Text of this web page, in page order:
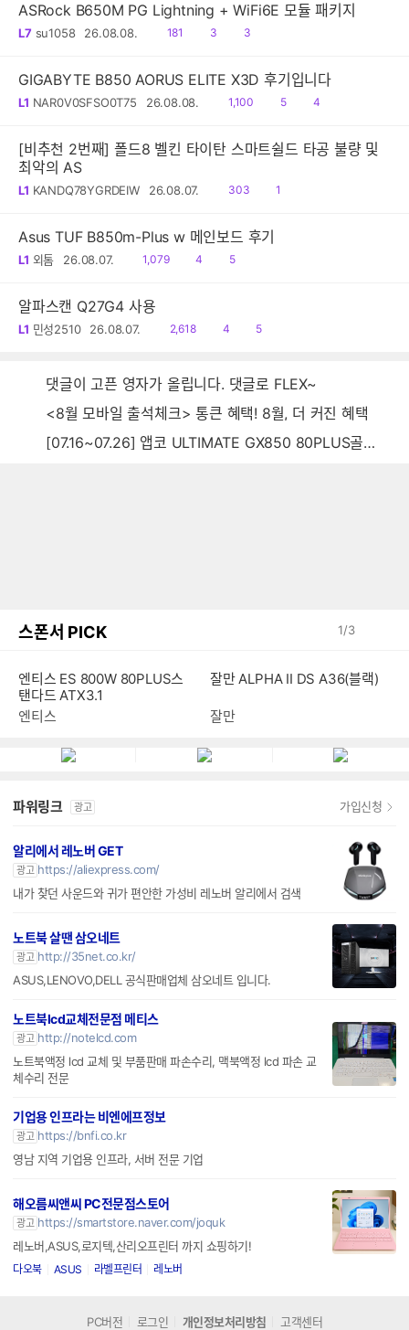
ASRock B650M PG Lightning + WiFi6E 모듈 패키지
L7 su1058 26.08.08.
읽
181
공
3
댓
3
GIGABYTE B850 AORUS ELITE X3D 후기입니다
L1 NAR0V0SFSO0T75 26.08.08.
읽
1,100
공
5
댓
4
[비추천 2번째] 폴드8 벨킨 타이탄 스마트쉴드 타공 불량 및
최악의 AS
L1 KANDQ78YGRDEIW 26.08.07.
읽
303
댓1
Asus TUF B850m-Plus w 메인보드 후기
L1 외톰 26.08.07.
읽
1,079
공
4
댓
5
알파스캔 Q27G4 사용
L1 민성2510 26.08.07.
읽
2,618
공
4
댓
5
댓글이 고픈 영자가 올립니다. 댓글로 FLEX~
<8월 모바일 출석체크> 통큰 혜택! 8월, 더 커진 혜택
[07.16~07.26] 앱코 ULTIMATE GX850 80PLUS골드 풀모듈러 ATX3.0 블랙
스폰서 PICK 1/3
엔티스 ES 800W 80PLUS스
탠다드 ATX3.1
엔티스
잘만 ALPHA II DS A36(블랙)
잘만
파워링크 광고 가입신청
알리에서 레노버 GET
광고 https://aliexpress.com/
내가 찾던 사운드와 귀가 편안한 가성비 레노버 알리에서 검색
노트북 살땐 삼오네트
광고 http://35net.co.kr/
ASUS,LENOVO,DELL 공식판매업체 삼오네트 입니다.
노트북lcd교체전문점 메티스
광고 http://notelcd.com
노트북액정 lcd 교체 및 부품판매 파손수리, 맥북액정 lcd 파손 교
체수리 전문
기업용 인프라는 비엔에프정보
광고 https://bnfi.co.kr
영남 지역 기업용 인프라, 서버 전문 기업
해오름씨앤씨 PC전문점스토어
광고 https://smartstore.naver.com/joquk
레노버,ASUS,로지텍,산리오프린터 까지 쇼핑하기!
다오북 ASUS 라벨프린터 레노버
PC버전 로그인 개인정보처리방침 고객센터